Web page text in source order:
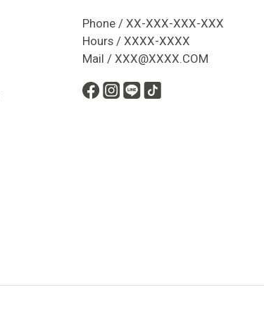
Phone / XX-XXX-XXX-XXX
Hours / XXXX-XXXX
Mail / XXX@XXXX.COM